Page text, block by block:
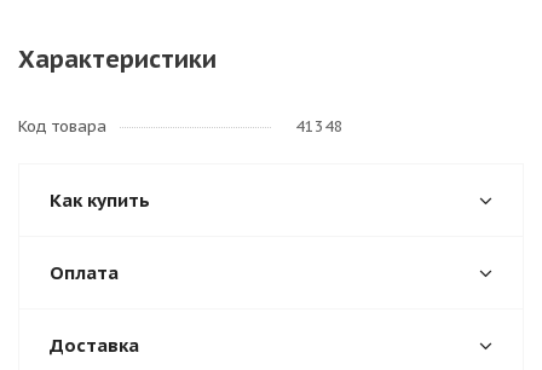
Характеристики
Код товара 41348
Как купить
Оплата
Доставка